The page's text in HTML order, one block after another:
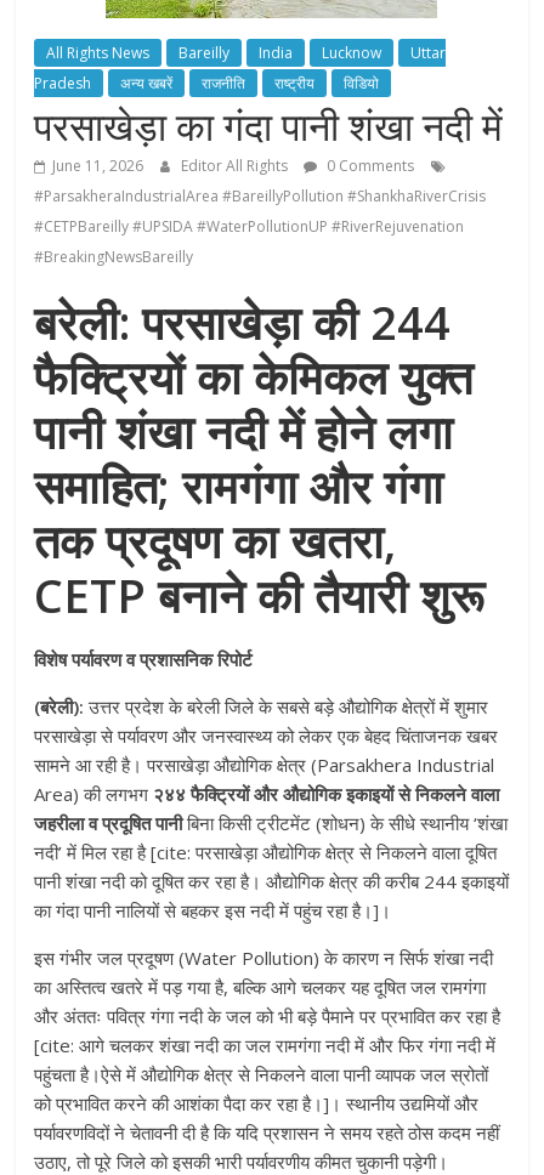
All Rights News Bareilly India Lucknow
Uttar
Pradesh
अन्य खबरें राजनीति राष्ट्रीय विडियो
परसाखेड़ा का गंदा पानी शंखा नदी में
June 11, 2026 Editor All Rights
0 Comments
#ParsakheraIndustrialArea #BareillyPollution #ShankhaRiverCrisis
#CETPBareilly #UPSIDA #WaterPollutionUP #RiverRejuvenation
#BreakingNewsBareilly
बरेली: परसाखेड़ा की 244
फैक्ट्रियों का केमिकल युक्त
पानी शंखा नदी में होने लगा
समाहित; रामगंगा और गंगा
तक प्रदूषण का खतरा,
CETP बनाने की तैयारी शुरू
विशेष पर्यावरण व प्रशासनिक रिपोर्ट
(बरेली): उत्तर प्रदेश के बरेली जिले के सबसे बड़े औद्योगिक क्षेत्रों में शुमार
परसाखेड़ा से पर्यावरण और जनस्वास्थ्य को लेकर एक बेहद चिंताजनक खबर
सामने आ रही है। परसाखेड़ा औद्योगिक क्षेत्र (Parsakhera Industrial
Area) की लगभग २४४ फैक्ट्रियों और औद्योगिक इकाइयों से निकलने वाला
जहरीला व प्रदूषित पानीबिना किसी ट्रीटमेंट (शोधन) के सीधे स्थानीय ‘शंखा
नदी’ में मिल रहा है [cite: परसाखेड़ा औद्योगिक क्षेत्र से निकलने वाला दूषित
पानी शंखा नदी को दूषित कर रहा है। औद्योगिक क्षेत्र की करीब 244 इकाइयों
का गंदा पानी नालियों से बहकर इस नदी में पहुंच रहा है।]।
इस गंभीर जल प्रदूषण (Water Pollution) के कारण न सिर्फ शंखा नदी
का अस्तित्व खतरे में पड़ गया है, बल्कि आगे चलकर यह दूषित जल रामगंगा
और अंततः पवित्र गंगा नदी के जल को भी बड़े पैमाने पर प्रभावित कर रहा है
[cite: आगे चलकर शंखा नदी का जल रामगंगा नदी में और फिर गंगा नदी में
पहुंचता है।ऐसे में औद्योगिक क्षेत्र से निकलने वाला पानी व्यापक जल स्रोतों
को प्रभावित करने की आशंका पैदा कर रहा है।]। स्थानीय उद्यमियों और
पर्यावरणविदों ने चेतावनी दी है कि यदि प्रशासन ने समय रहते ठोस कदम नहीं
उठाए, तो पूरे जिले को इसकी भारी पर्यावरणीय कीमत चुकानी पड़ेगी।